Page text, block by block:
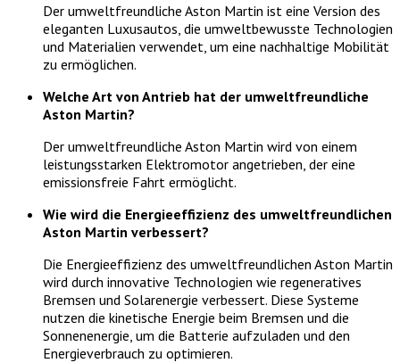
Der umweltfreundliche Aston Martin ist eine Version des
eleganten Luxusautos, die umweltbewusste Technologien
und Materialien verwendet, um eine nachhaltige Mobilität
zu ermöglichen.
Welche Art von Antrieb hat der umweltfreundliche
Aston Martin?
Der umweltfreundliche Aston Martin wird von einem
leistungsstarken Elektromotor angetrieben, der eine
emissionsfreie Fahrt ermöglicht.
Wie wird die Energieeffizienz des umweltfreundlichen
Aston Martin verbessert?
Die Energieeffizienz des umweltfreundlichen Aston Martin
wird durch innovative Technologien wie regeneratives
Bremsen und Solarenergie verbessert. Diese Systeme
nutzen die kinetische Energie beim Bremsen und die
Sonnenenergie, um die Batterie aufzuladen und den
Energieverbrauch zu optimieren.